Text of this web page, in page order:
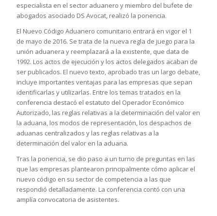
especialista en el sector aduanero y miembro del bufete de
abogados asociado DS Avocat, realizó la ponencia.
El Nuevo Código Aduanero comunitario entrará en vigor el 1
de mayo de 2016. Se trata de la nueva regla de juego para la
unión aduanera y reemplazará a la existente, que data de
1992. Los actos de ejecución y los actos delegados acaban de
ser publicados. El nuevo texto, aprobado tras un largo debate,
incluye importantes ventajas para las empresas que sepan
identificarlas y utilizarlas. Entre los temas tratados en la
conferencia destacó el estatuto del Operador Económico
Autorizado, las reglas relativas a la determinación del valor en
la aduana, los modos de representación, los despachos de
aduanas centralizados y las reglas relativas a la
determinación del valor en la aduana.
Tras la ponencia, se dio paso a un turno de preguntas en las
que las empresas plantearon principalmente cómo aplicar el
nuevo código en su sector de competencia a las que
respondió detalladamente. La conferencia contó con una
amplía convocatoria de asistentes.